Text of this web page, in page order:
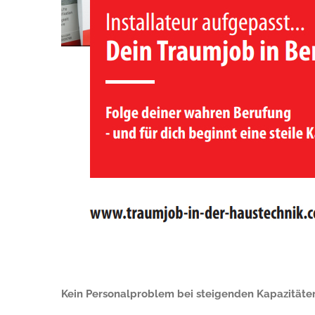
Kein Personalproblem bei steigenden